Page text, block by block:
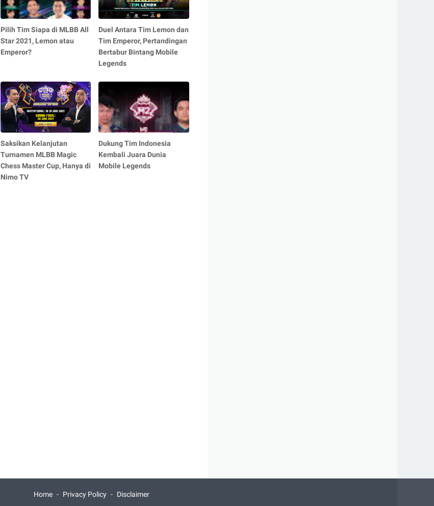
Pilih Tim Siapa di MLBB All
Star 2021, Lemon atau
Emperor?
Duel Antara Tim Lemon dan
Tim Emperor, Pertandingan
Bertabur Bintang Mobile
Legends
Saksikan Kelanjutan
Turnamen MLBB Magic
Chess Master Cup, Hanya di
Nimo TV
Dukung Tim Indonesia
Kembali Juara Dunia
Mobile Legends
Home Privacy Policy Disclaimer